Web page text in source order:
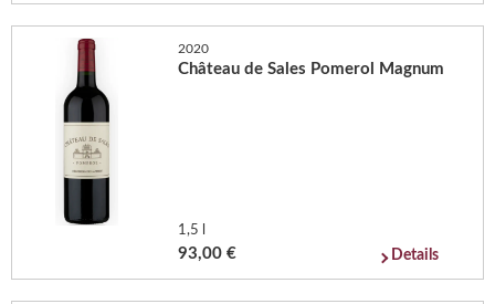
2020
Château de Sales Pomerol Magnum
1,5 l
93,00 € Details